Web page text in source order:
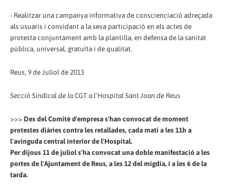
- Realitzar una campanya informativa de conscienciació adreçada
als usuaris i convidant a la seva participació en els actes de
protesta conjuntament amb la plantilla, en defensa de la sanitat
pública, universal, gratuïta i de qualitat.
Reus, 9 de Juliol de 2013
Secció Sindical de la CGT a l'Hospital Sant Joan de Reus
>>> Des del Comitè d'empresa s'han convocat de moment
protestes diàries contra les retallades, cada matí a les 11h a
l'avinguda central interior de l'Hospital.
Per dijous 11 de juliol s'ha convocat una doble manifestació a les
portes de l'Ajuntament de Reus, a les 12 del migdia, i a les 6 de la
tarda.